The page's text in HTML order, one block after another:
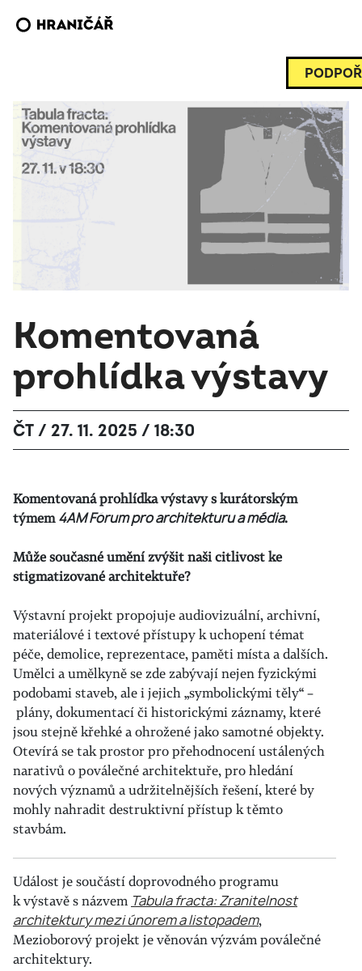
Komentovaná
prohlídka výstavy
ČT / 27. 11. 2025 / 18:30
Komentovaná prohlídka výstavy s kurátorským
týmem4AM Fórum pro architekturu a média.
Může současné umění zvýšit naši citlivost ke
stigmatizované architektuře?
Výstavní projekt propojuje audiovizuální, archivní,
materiálové i textové přístupy k uchopení témat
péče, demolice, reprezentace, paměti místa a dalších.
Umělci a umělkyně se zde zabývají nejen fyzickými
podobami staveb, ale i jejich „symbolickými těly“ –
plány, dokumentací či historickými záznamy, které
jsou stejně křehké a ohrožené jako samotné objekty.
Otevírá se tak prostor pro přehodnocení ustálených
narativů o poválečné architektuře, pro hledání
nových významů a udržitelnějších řešení, které by
mohly nahradit destruktivní přístup k těmto
stavbám.
Událost je součástí doprovodného programu
k výstavě s názvem Tabula fracta: Zranitelnost
architektury mezi únorem a listopadem,
Mezioborový projekt je věnován výzvám poválečné
architektury.